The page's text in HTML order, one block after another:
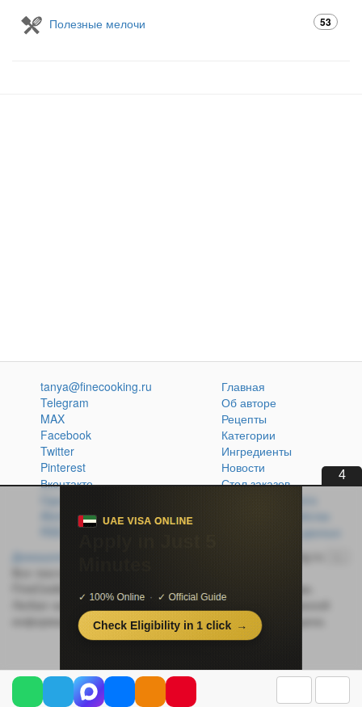
Полезные мелочи 53
3
tanya@finecooking.ru
Telegram
MAX
Facebook
Twitter
Pinterest
Вконтакте
Одноклассники
Главная
Об авторе
Рецепты
Категории
Ингредиенты
Новости
Стол заказов
Политика обработки
персональных данных
Домашняя кухня без проблем
© 2014-2026 FineCooking.ru
FineCooking.ru, защищены законом об авторском праве.
Любая частичная или полная перепечатка опубликованной
информации без активной ссылки на источник запрещена.